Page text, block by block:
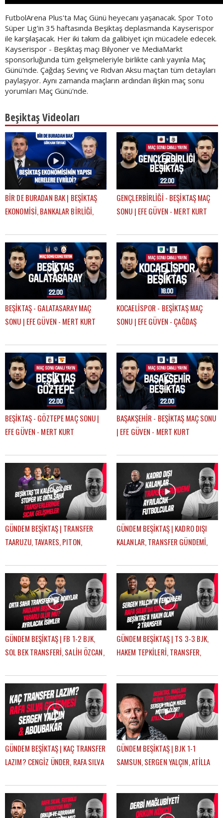
FutbolArena Plus'ta Maç Günü heyecanı yaşanacak. Spor Toto
Süper Lig'in 35 haftasında Beşiktaş deplasmanda Kayserispor
ile karşılaşacak. Her iki takım da galibiyet için mücadele edecek.
Kayserispor - Beşiktaş maçı Bilyoner ve MediaMarkt
sponsorluğunda tüm gelişmeleriyle birlikte canlı yayınla Maç
Günü'nde. Çağdaş Sevinç ve Rıdvan Aksu maçtan tüm detayları
paylaşıyor. Aynı zamanda maçların ardından ilişkin maç sonu
yorumları Maç Günü'nde.
Beşiktaş Videoları
BİR DE BURADAN BAK | BEŞİKTAŞ
EKONOMİSİ, BANKALAR BİRLİĞİ,
GÖKHAN TİRYAKİ
GENÇLERBİRLİĞİ - BEŞİKTAŞ MAÇ
SONU | EFE GÜVEN - MERT KURT
BEŞİKTAŞ - GALATASARAY MAÇ
SONU | EFE GÜVEN - MERT KURT
KOCAELİSPOR - BEŞİKTAŞ MAÇ
SONU | EFE GÜVEN - ÇAĞDAŞ
BEŞİKTAŞ - GÖZTEPE MAÇ SONU |
EFE GÜVEN - MERT KURT
BAŞAKŞEHİR - BEŞİKTAŞ MAÇ SONU
| EFE GÜVEN - MERT KURT
GÜNDEM BEŞİKTAŞ | TRANSFER
TAARUZU, TAVARES, PITON,
STROEYKENS | ÇAĞDAŞ SEVİNÇ
GÜNDEM BEŞİKTAŞ | KADRO DIŞI
KALANLAR, TRANSFER GÜNDEMİ,
SEVİNÇ
GÜNDEM BEŞİKTAŞ | FB 1-2 BJK,
SOL BEK TRANSFERİ, SALİH ÖZCAN,
SEVİNÇ
GÜNDEM BEŞİKTAŞ | TS 3-3 BJK,
HAKEM TEPKİLERİ, TRANSFER,
ÇAĞDAŞ SEVİNÇ
GÜNDEM BEŞİKTAŞ | KAÇ TRANSFER
LAZIM? CENGİZ ÜNDER, RAFA SILVA
SEVİNÇ
GÜNDEM BEŞİKTAŞ | BJK 1-1
SAMSUN, SERGEN YALÇIN, ATİLLA
ÇAĞDAŞ SEVİNÇ